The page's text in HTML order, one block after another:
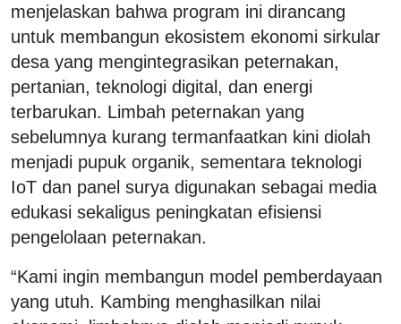
menjelaskan bahwa program ini dirancang
untuk membangun ekosistem ekonomi sirkular
desa yang mengintegrasikan peternakan,
pertanian, teknologi digital, dan energi
terbarukan. Limbah peternakan yang
sebelumnya kurang termanfaatkan kini diolah
menjadi pupuk organik, sementara teknologi
IoT dan panel surya digunakan sebagai media
edukasi sekaligus peningkatan efisiensi
pengelolaan peternakan.
“Kami ingin membangun model pemberdayaan
yang utuh. Kambing menghasilkan nilai